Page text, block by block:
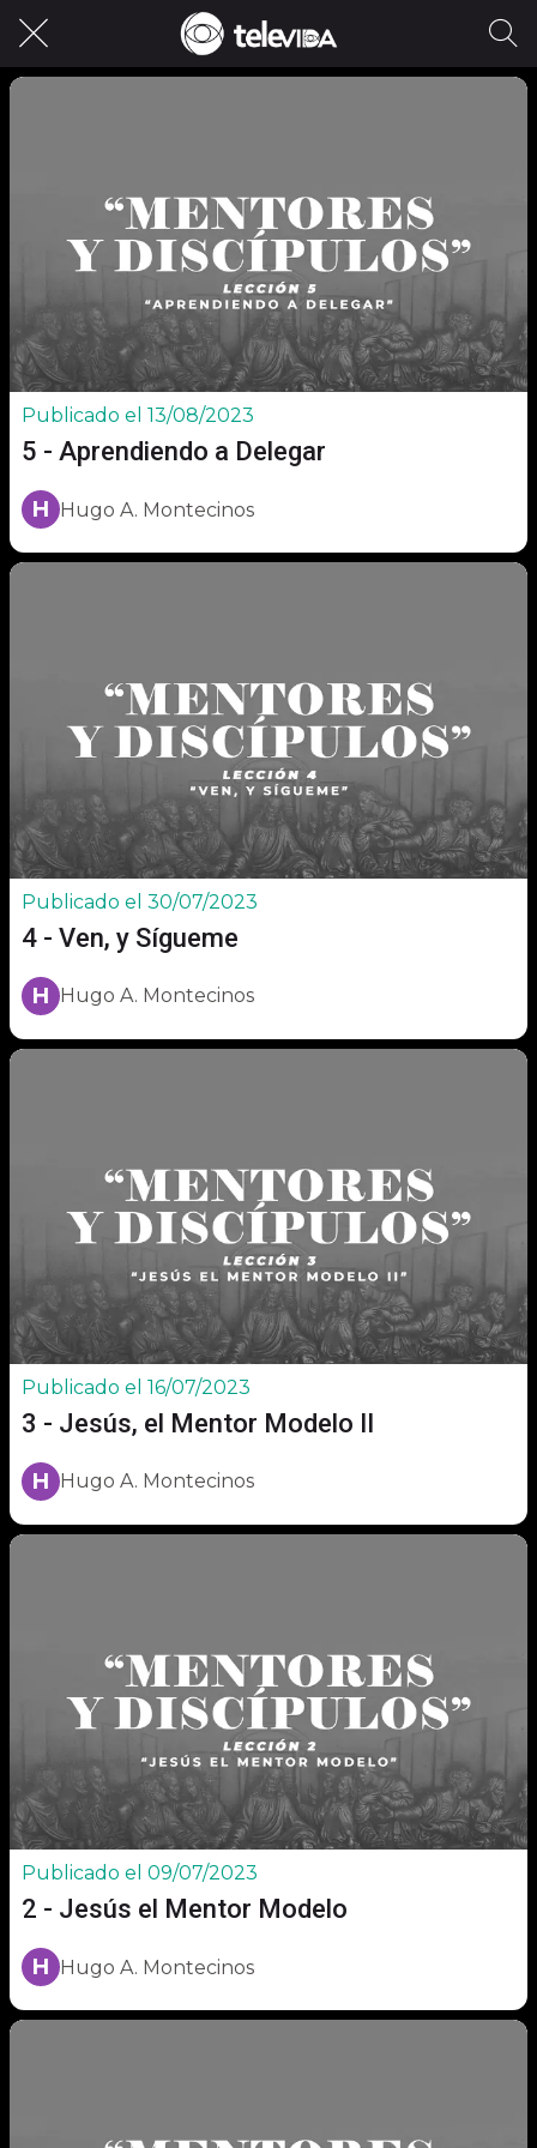
Publicado el 13/08/2023
5 - Aprendiendo a Delegar
H Hugo A. Montecinos
Publicado el 30/07/2023
4 - Ven, y Sígueme
H Hugo A. Montecinos
Publicado el 16/07/2023
3 - Jesús, el Mentor Modelo II
H Hugo A. Montecinos
Publicado el 09/07/2023
2 - Jesús el Mentor Modelo
H Hugo A. Montecinos